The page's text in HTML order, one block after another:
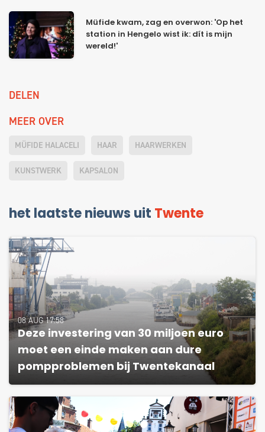
Müfide kwam, zag en overwon: 'Op het
station in Hengelo wist ik: dít is mijn
wereld!'
DELEN
MEER OVER
MÜFIDE HALACELI HAAR HAARWERKEN
KUNSTWERK KAPSALON
het laatste nieuws uit Twente
08 AUG 17:58
Deze investering van 30 miljoen euro
moet een einde maken aan dure
pompproblemen bij Twentekanaal